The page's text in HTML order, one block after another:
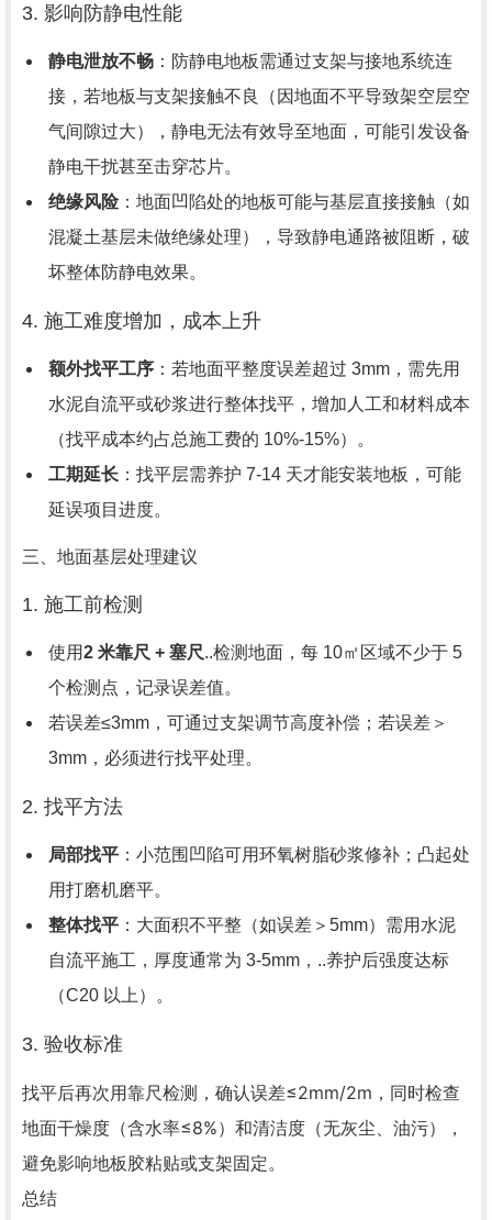
3. 影响防静电性能
静电泄放不畅 ：防静电地板需通过支架与接地系统连
接，若地板与支架接触不良（因地面不平导致架空层空
气间隙过大），静电无法有效导至地面，可能引发设备
静电干扰甚至击穿芯片。
绝缘风险：地面凹陷处的地板可能与基层直接接触（如
混凝土基层未做绝缘处理），导致静电通路被阻断，破
坏整体防静电效果。
4. 施工难度增加，成本上升
额外找平工序 ：若地面平整度误差超过 3mm，需先用
水泥自流平或砂浆进行整体找平，增加人工和材料成本
（找平成本约占总施工费的 10%-15%）。
工期延长 ：找平层需养护 7-14 天才能安装地板，可能
延误项目进度。
三、地面基层处理建议
1. 施工前检测
使用2 米靠尺 + 塞尺..检测地面，每 10㎡区域不少于 5
个检测点，记录误差值。
若误差≤3mm，可通过支架调节高度补偿；若误差＞
3mm，必须进行找平处理。
2. 找平方法
局部找平 ：小范围凹陷可用环氧树脂砂浆修补；凸起处
用打磨机磨平。
整体找平 ：大面积不平整（如误差＞5mm）需用水泥
自流平施工，厚度通常为 3-5mm，..养护后强度达标
（C20 以上）。
3. 验收标准
找平后再次用靠尺检测，确认误差≤2mm/2m，同时检查
地面干燥度（含水率≤8%）和清洁度（无灰尘、油污），
避免影响地板胶粘贴或支架固定。
总结